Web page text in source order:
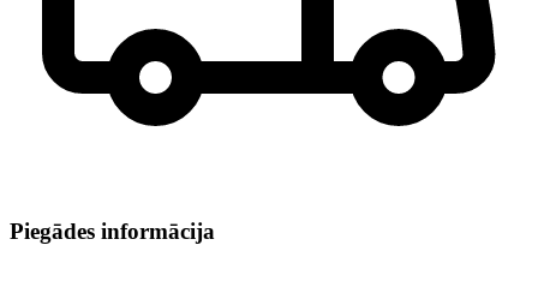
Piegādes informācija